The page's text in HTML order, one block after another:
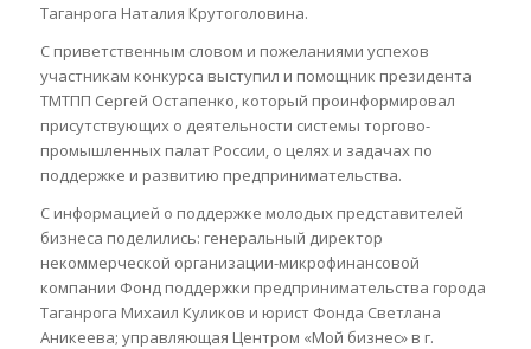
Таганрога Наталия Крутоголовина.
С приветственным словом и пожеланиями успехов
участникам конкурса выступил и помощник президента
ТМТПП Сергей Остапенко, который проинформировал
присутствующих о деятельности системы торгово-
промышленных палат России, о целях и задачах по
поддержке и развитию предпринимательства.
С информацией о поддержке молодых представителей
бизнеса поделились: генеральный директор
некоммерческой организации-микрофинансовой
компании Фонд поддержки предпринимательства города
Таганрога Михаил Куликов и юрист Фонда Светлана
Аникеева; управляющая Центром «Мой бизнес» в г.